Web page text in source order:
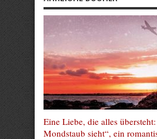
Eine Liebe, die alles
Mondstaub sieht“, ein